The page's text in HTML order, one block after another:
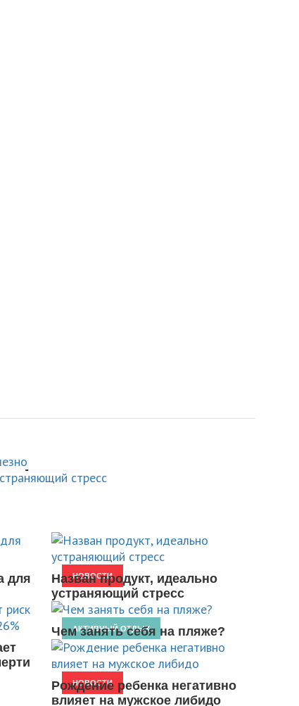
сверчков
идеально
для
НОВОСТИ
Назван продукт, идеально
устраняющий стресс
АКТИВНЫЙ ОТДЫХ
Чем занять себя на пляже?
НОВОСТИ
Рождение ребенка негативно
влияет на мужское либидо